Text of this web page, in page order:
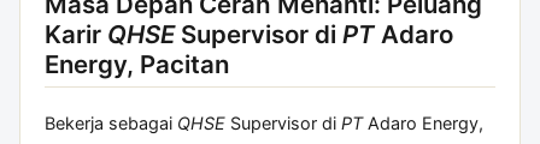
Karir QHSESupervisor di PTAdaro
Energy, Pacitan
Bekerja sebagai QHSE Supervisor di PTAdaro Energy,